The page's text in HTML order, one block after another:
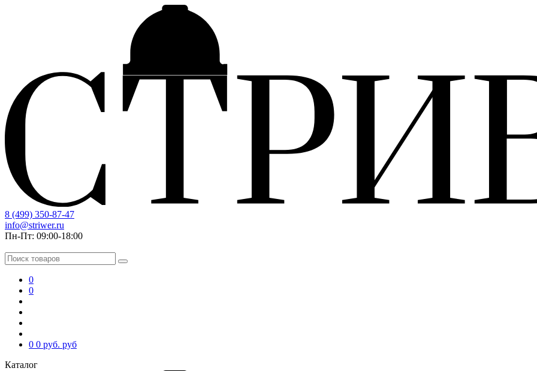
8 (499) 350-87-47
info@striwer.ru
Пн-Пт: 09:00-18:00
0
0
0 0 руб. руб
Каталог